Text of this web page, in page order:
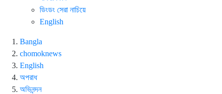
ডিংডং সেরা নাচিয়ে
English
Bangla
chomoknews
English
অপরাধ
অভিনন্দন